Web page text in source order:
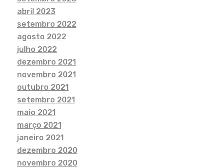
abril 2023
setembro 2022
agosto 2022
julho 2022
dezembro 2021
novembro 2021
outubro 2021
setembro 2021
maio 2021
março 2021
janeiro 2021
dezembro 2020
novembro 2020